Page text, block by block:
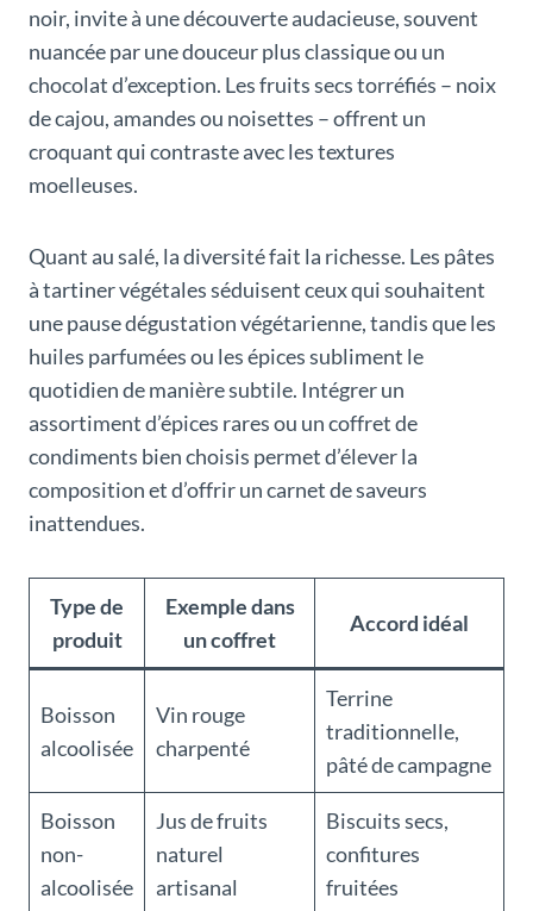
noir, invite à une découverte audacieuse, souvent
nuancée par une douceur plus classique ou un
chocolat d’exception. Les fruits secs torréfiés – noix
de cajou, amandes ou noisettes – offrent un
croquant qui contraste avec les textures
moelleuses.
Quant au salé, la diversité fait la richesse. Les pâtes
à tartiner végétales séduisent ceux qui souhaitent
une pause dégustation végétarienne, tandis que les
huiles parfumées ou les épices subliment le
quotidien de manière subtile. Intégrer un
assortiment d’épices rares ou un coffret de
condiments bien choisis permet d’élever la
composition et d’offrir un carnet de saveurs
inattendues.
Type de
produit
Exemple dans
un coffret
Accord idéal
Boisson
alcoolisée
Vin rouge
charpenté
Terrine
traditionnelle,
pâté de campagne
Boisson
non-
alcoolisée
Jus de fruits
naturel
artisanal
Biscuits secs,
confitures
fruitées